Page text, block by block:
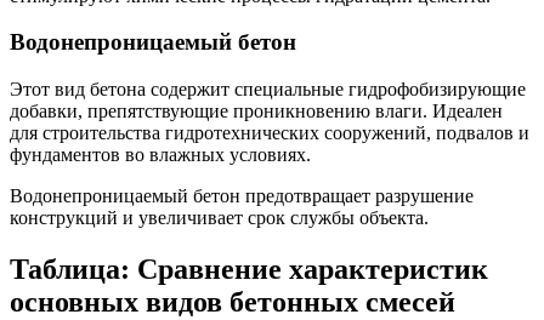
Водонепроницаемый бетон
Этот вид бетона содержит специальные гидрофобизирующие
добавки, препятствующие проникновению влаги. Идеален
для строительства гидротехнических сооружений, подвалов и
фундаментов во влажных условиях.
Водонепроницаемый бетон предотвращает разрушение
конструкций и увеличивает срок службы объекта.
Таблица: Сравнение характеристик
основных видов бетонных смесей